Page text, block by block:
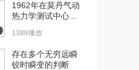
第二定
12:55
第二定
13:17
1962年在莫丹气动
热力学测试中心...
1388播放
存在多个无穷远瞬
铰时瞬变的判断